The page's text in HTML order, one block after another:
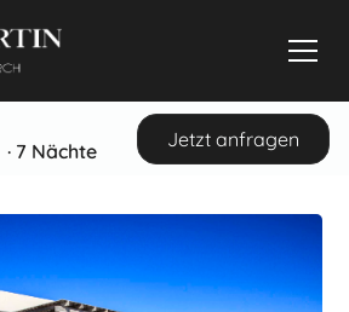
· 7 Nächte
Jetzt anfragen